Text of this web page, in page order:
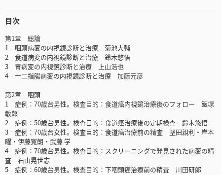
目次
第1章 総論
1 咽頭病変の内視鏡診断と治療 菊池大輔
2 食道病変の内視鏡診断と治療 鈴木悠悟
3 胃病変の内視鏡診断と治療 上山浩也
4 十二指腸病変の内視鏡診断と治療 加藤元彦
第2章 咽頭
1 症例：70歳台男性。検査目的：食道癌内視鏡治療後のフォロー 飯塚
敏郎
2 症例：50歳台男性。検査目的：食道癌治療後の定期検査 鈴木悠悟
3 症例：70歳台女性。検査目的：食道癌治療前の精査 堅田親利・岸本
曜・伊藤寛朗・武藤 学
4 症例：70歳台男性。検査目的：スクリーニングで発見された病変の精
査 石山晃世志
5 症例：60歳台男性。検査目的：下咽頭癌治療前の精査 川田研郎